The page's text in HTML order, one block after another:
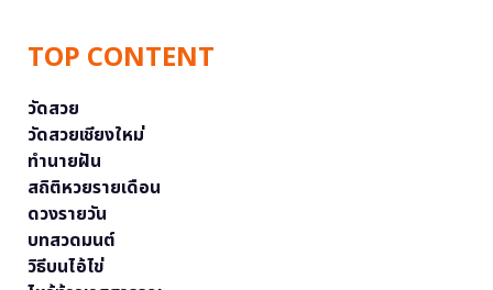
TOP CONTENT
วัดสวย
วัดสวยเชียงใหม่
ทำนายฝัน
สถิติหวยรายเดือน
ดวงรายวัน
บทสวดมนต์
วิธีบนไอ้ไข่